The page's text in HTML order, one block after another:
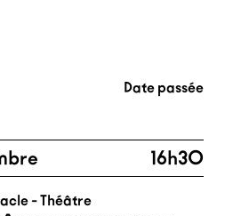
Date passée
16h30
- Théâtre